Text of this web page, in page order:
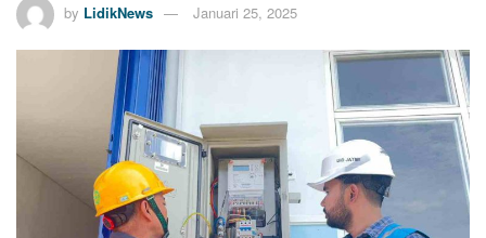
by LidikNews Januari 25, 2025